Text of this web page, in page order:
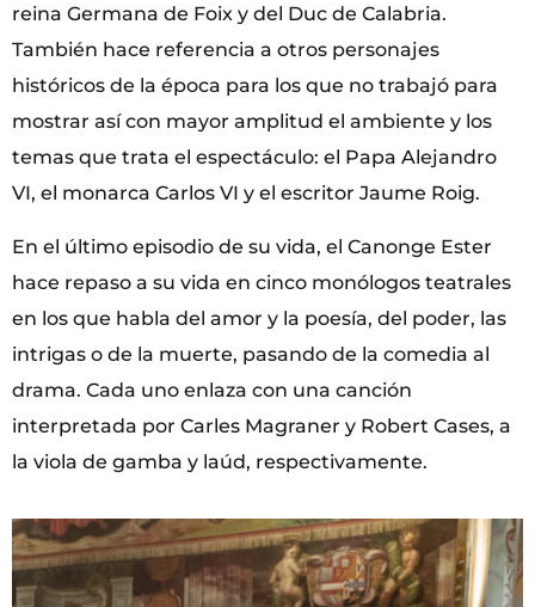
reina Germana de Foix y del Duc de Calabria.
También hace referencia a otros personajes
históricos de la época para los que no trabajó para
mostrar así con mayor amplitud el ambiente y los
temas que trata el espectáculo: el Papa Alejandro
VI, el monarca Carlos VI y el escritor Jaume Roig.
En el último episodio de su vida, el Canonge Ester
hace repaso a su vida en cinco monólogos teatrales
en los que habla del amor y la poesía, del poder, las
intrigas o de la muerte, pasando de la comedia al
drama. Cada uno enlaza con una canción
interpretada por Carles Magraner y Robert Cases, a
la viola de gamba y laúd, respectivamente.